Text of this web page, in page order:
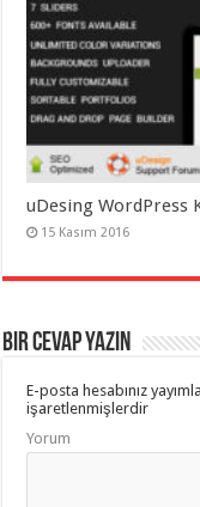
uDesing WordPress
15 Kasım 2016
Bir cevap yazın
E-posta hesabınız
işaretlenmişlerdir
Yorum